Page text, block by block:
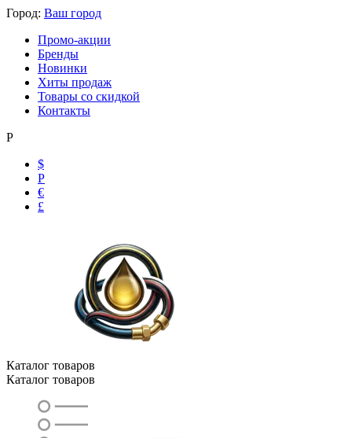
Город: Ваш город
Промо-акции
Бренды
Новинки
Хиты продаж
Товары со скидкой
Контакты
Р
$
Р
€
£
Каталог товаров
Каталог товаров